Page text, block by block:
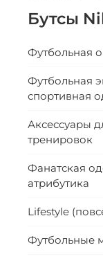
Бутсы
Футбольная
Футбольная
спортивная
Аксессуары
тренировок
Фанатская
атрибутика
Lifestyle
Футбольные